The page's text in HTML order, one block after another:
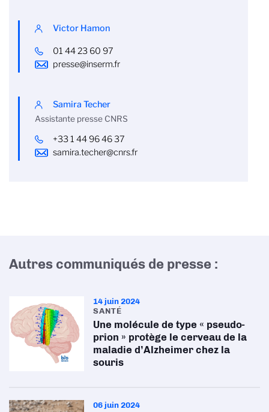
Victor Hamon
01 44 23 60 97
presse@inserm.fr
Samira Techer
Assistante presse CNRS
+33 1 44 96 46 37
samira.techer@cnrs.fr
Autres communiqués de presse :
14 juin 2024
SANTÉ
Une molécule de type « pseudo-
prion » protège le cerveau de la
maladie d’Alzheimer chez la
souris
06 juin 2024